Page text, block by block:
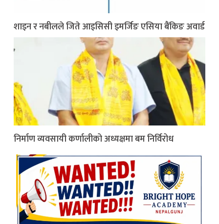
शाइन र नबीलले जिते आइसिसी इमर्जिङ एसिया बैंकिङ अवार्ड
निर्माण व्यवसायी कर्णालीको अध्यक्षमा बम निर्विरोध